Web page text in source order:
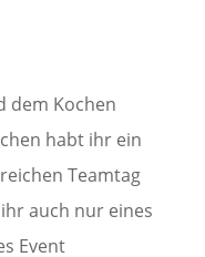
dem Kochen
habt ihr ein
Teamtag
auch nur eines
Event